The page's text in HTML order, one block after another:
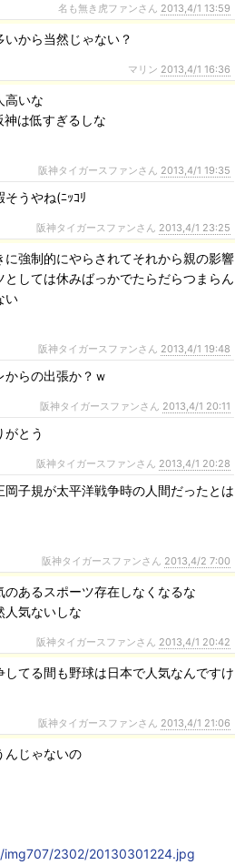
名も無き虎ファンさん 2013,4/1 13:59
から当然じゃない？
マリン 2013,4/1 16:36
高いな
は低すぎるしな
阪神タイガースファンさん 2013,4/1 19:35
うやね(ﾆｯｺﾘ
阪神タイガースファンさん 2013,4/1 23:25
強制的にやらされてそれから親の影響
しては休みばっかでたらだらつまらん
い
阪神タイガースファンさん 2013,4/1 19:48
からの出張か？ｗ
阪神タイガースファンさん 2013,4/1 20:11
がとう
阪神タイガースファンさん 2013,4/1 20:28
岡子規が太平洋戦争時の人間だったとは
阪神タイガースファンさん 2013,4/2 7:00
あるスポーツ存在しなくなるな
人気ないしな
阪神タイガースファンさん 2013,4/1 20:42
てる間も野球は日本で人気なんですけ
阪神タイガースファンさん 2013,4/1 21:06
んじゃないの
2302/20130301224.jpg